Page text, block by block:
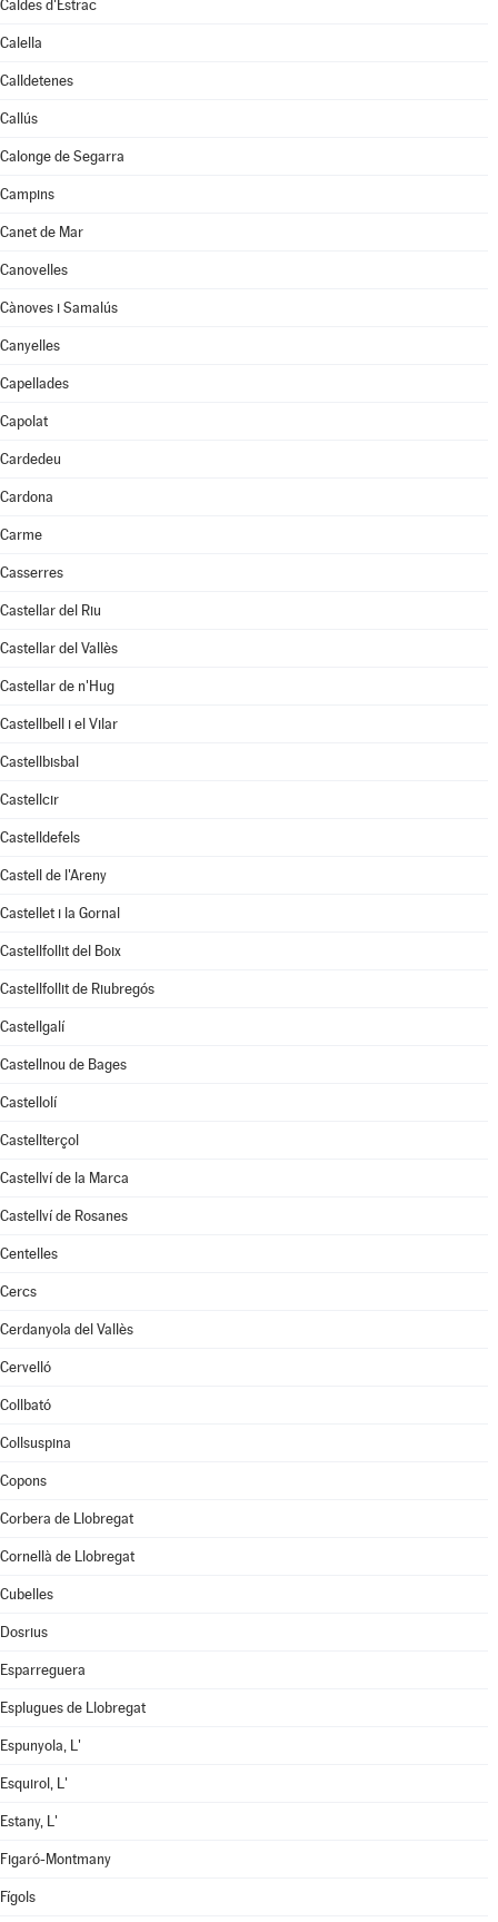
Caldes d'Estrac
Calella
Calldetenes
Callús
Calonge de Segarra
Campins
Canet de Mar
Canovelles
Cànoves i Samalús
Canyelles
Capellades
Capolat
Cardedeu
Cardona
Carme
Casserres
Castellar del Riu
Castellar del Vallès
Castellar de n'Hug
Castellbell i el Vilar
Castellbisbal
Castellcir
Castelldefels
Castell de l'Areny
Castellet i la Gornal
Castellfollit del Boix
Castellfollit de Riubregós
Castellgalí
Castellnou de Bages
Castellolí
Castellterçol
Castellví de la Marca
Castellví de Rosanes
Centelles
Cercs
Cerdanyola del Vallès
Cervelló
Collbató
Collsuspina
Copons
Corbera de Llobregat
Cornellà de Llobregat
Cubelles
Dosrius
Esparreguera
Esplugues de Llobregat
Espunyola, L'
Esquirol, L'
Estany, L'
Figaró-Montmany
Fígols